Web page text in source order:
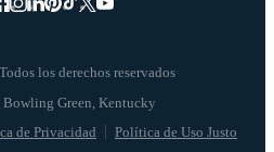
los derechos reservados
de Privacidad Política de Uso Justo